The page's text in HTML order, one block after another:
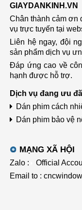
GIAYDANKINH.VN
Chân thành cảm ơn
vụ trực tuyến tại
Liên hệ ngay, đội
sản phẩm dịch vụ
Đáp ứng cao về
hạnh được hỗ trợ.
Dịch vụ đang ưu
Dán phim cách
Dán phim bảo vệ
MẠNG XÃ HỘI
Zalo : Official
Email to :